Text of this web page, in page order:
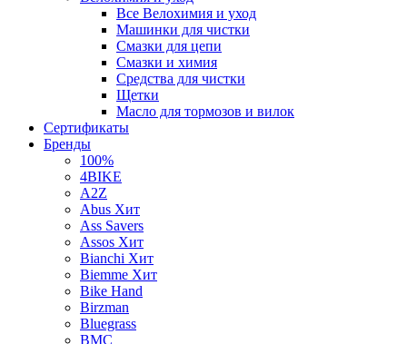
Все Велохимия и уход
Машинки для чистки
Смазки для цепи
Смазки и химия
Средства для чистки
Щетки
Масло для тормозов и вилок
Сертификаты
Бренды
100%
4BIKE
A2Z
Abus Хит
Ass Savers
Assos Хит
Bianchi Хит
Biemme Хит
Bike Hand
Birzman
Bluegrass
BMC